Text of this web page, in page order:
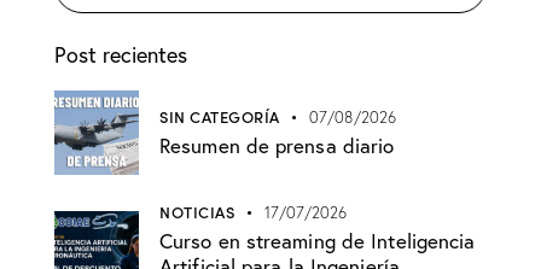
Post recientes
SIN CATEGORÍA 07/08/2026
Resumen de prensa diario
NOTICIAS 17/07/2026
Curso en streaming de Inteligencia